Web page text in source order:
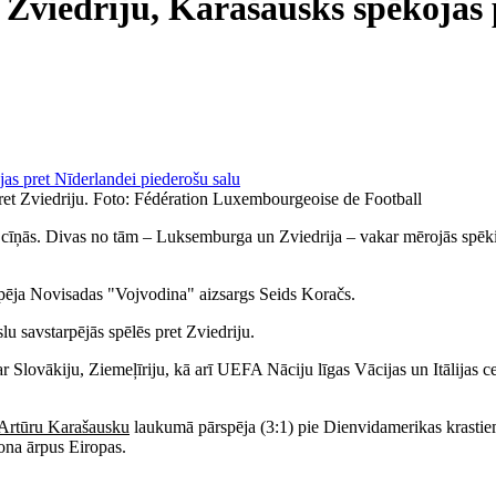
Karašausks spēkojas
Zviedriju. Foto: Fédération Luxembourgeoise de Football
Divas no tām – Luksemburga un Zviedrija – vakar mērojās
Novisadas "Vojvodina" aizsargs Seids Koračs.
savstarpējās spēlēs pret Zviedriju.
Slovākiju, Ziemeļīriju, kā arī UEFA Nāciju līgas Vācijas un Itālijas
Karašausku laukumā pārspēja (3:1) pie Dienvidamerikas
ārpus Eiropas.